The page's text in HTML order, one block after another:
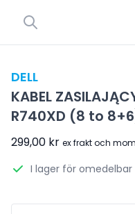
DELL
KABEL
R740XD (8 to
299,00 kr ex frakt och
I lager för omedelbar